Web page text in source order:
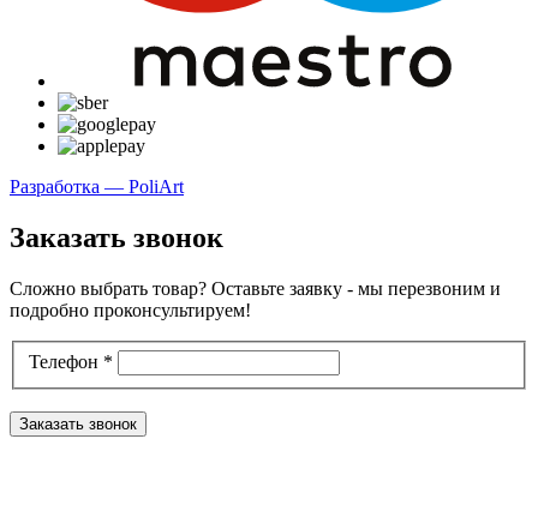
Разработка — PoliArt
Заказать звонок
Сложно выбрать товар? Оставьте заявку - мы перезвоним и
подробно проконсультируем!
Телефон *
Заказать звонок